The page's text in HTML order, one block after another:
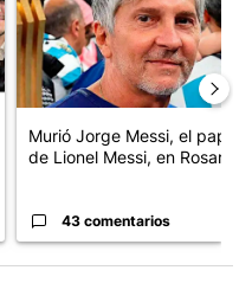
Murió Jorge Messi, el papá
de Lionel Messi, en Rosario
43 comentarios